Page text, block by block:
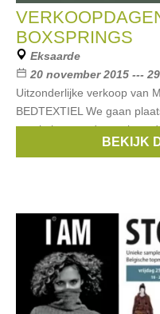
BOXSPRINGS
Eksaarde
20 november 2015 ---
Uitzonderlijke verkoop van
BEDTEXTIEL We gaan
opruiming van de stock en
Dagen extra kortingen op
BEKIJK